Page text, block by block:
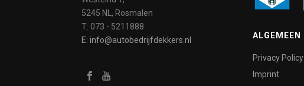
5245 NL, Rosmalen
T: 073 - 5211888
E: info@autobedrijfdekkers.nl
ALGEMEEN
Privacy Policy
Imprint